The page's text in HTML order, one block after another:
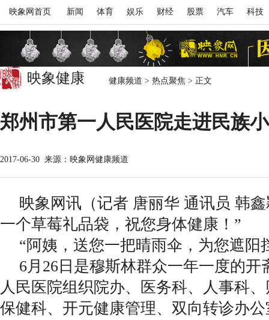
映象网首页 新闻 体育 娱乐 财经 股票 汽车 科技
映象健康 健康频道 > 热点聚焦 > 正文
郑州市第一人民医院走进民族
2017-06-30 来源：映象网健康频道
映象网讯（记者 唐丽华 通讯员 韩
一个草莓礼品袋，祝您身体健康！”
“阿姨，送您一把晴雨伞，为您遮阳
6月26日是穆斯林群众一年一度的开
人民医院组织院办、医务科、人事科
保健科、开元健康管理、双向转诊办